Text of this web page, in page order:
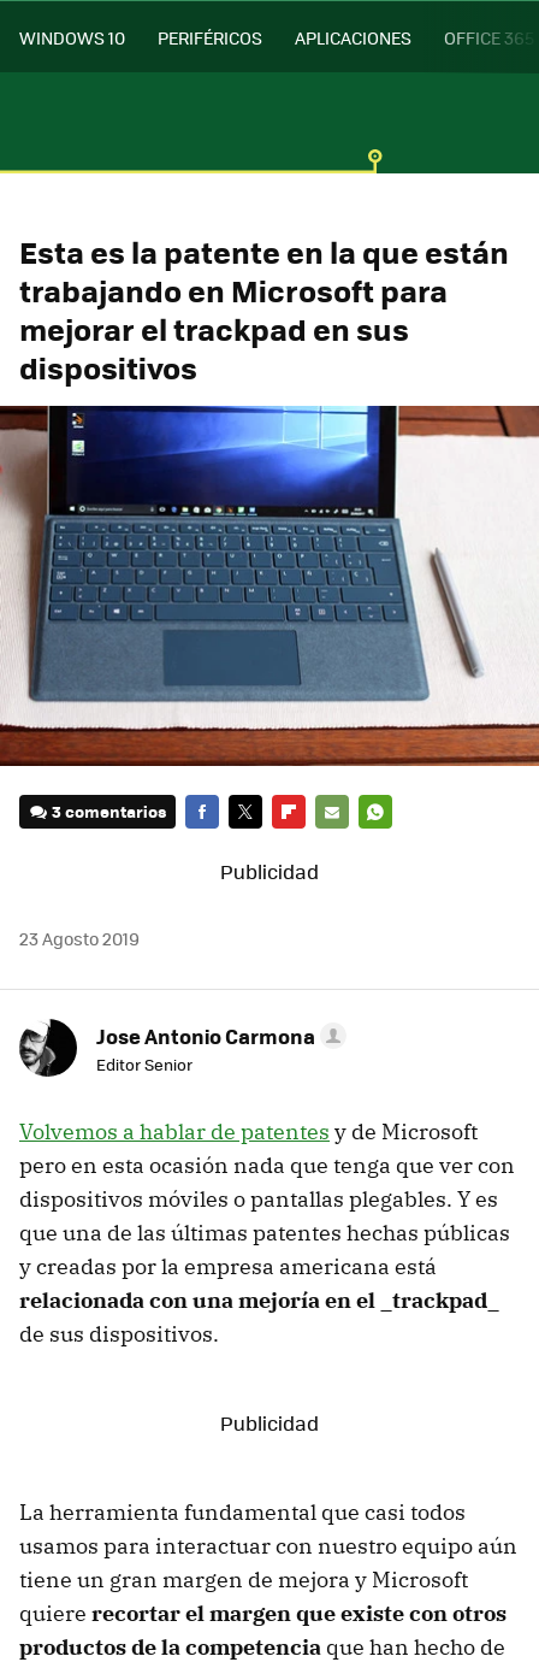
WINDOWS 10 PERIFÉRICOS APLICACIONES OFFICE 365
Esta es la patente en la que están
trabajando en Microsoft para
mejorar el trackpad en sus
dispositivos
3 comentarios
MAIL
23 Agosto 2019
Jose Antonio Carmona
Editor Senior
Volvemos a hablar de patentes y de Microsoft
pero en esta ocasión nada que tenga que ver con
dispositivos móviles o pantallas plegables. Y es
que una de las últimas patentes hechas públicas
y creadas por la empresa americana está
relacionada con una mejoría en el _trackpad_
de sus dispositivos.
La herramienta fundamental que casi todos
usamos para interactuar con nuestro equipo aún
tiene un gran margen de mejora y Microsoft
quiere recortar el margen que existe con otros
productos de la competencia que han hecho de